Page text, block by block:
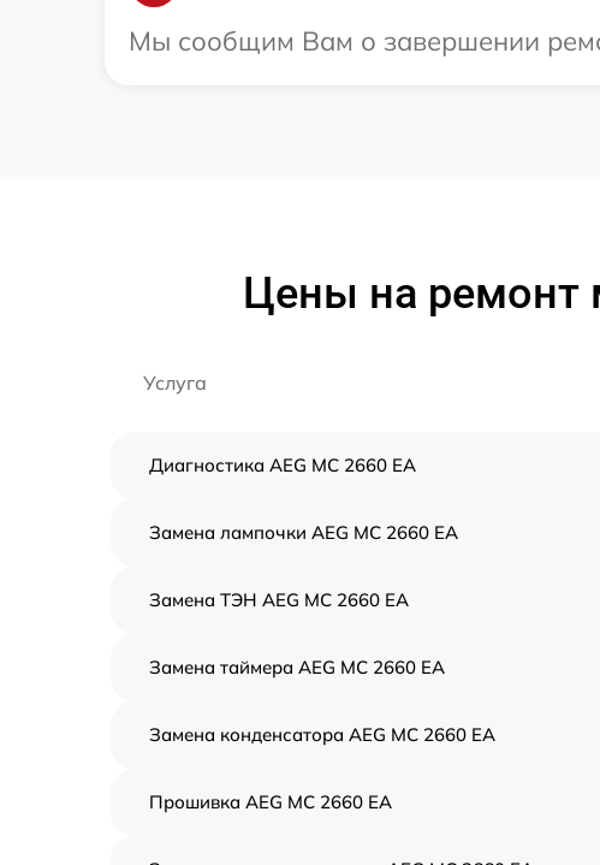
Мы сообщим Вам о завершении
Цены на ремонт
Услуга
Диагностика AEG MC 2660 EA
Замена лампочки AEG MC 2660 EA
Замена ТЭН AEG MC 2660 EA
Замена таймера AEG MC 2660 EA
Замена конденсатора AEG MC 2660 EA
Прошивка AEG MC 2660 EA